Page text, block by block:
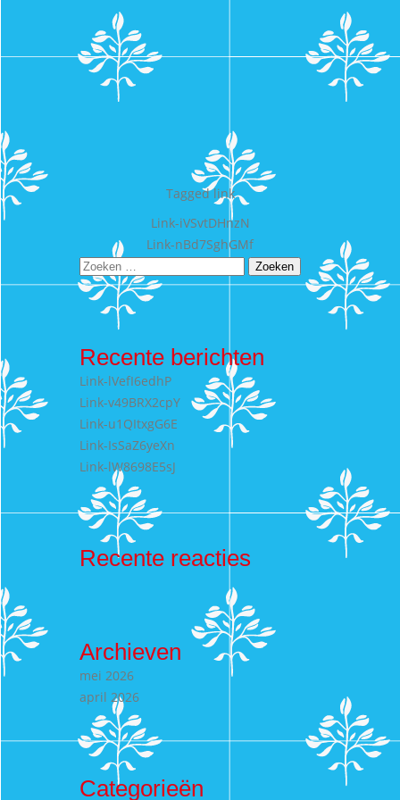
Taggedlink
navigatie
Link-iVSvtDHnzN
Link-nBd7SghGMf
Zoeken
naar:
Recente berichten
Link-lVefI6edhP
Link-v49BRX2cpY
Link-u1QItxgG6E
Link-IsSaZ6yeXn
Link-lW8698E5sJ
Recente reacties
Archieven
mei 2026
april 2026
Categorieën